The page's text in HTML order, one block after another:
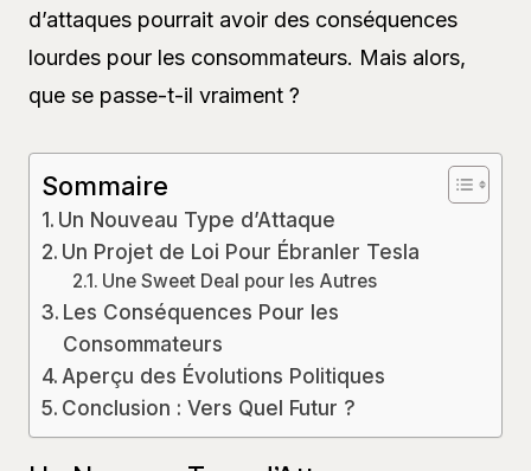
d’attaques pourrait avoir des conséquences
lourdes pour les consommateurs. Mais alors,
que se passe-t-il vraiment ?
Sommaire
Un Nouveau Type d’Attaque
Un Projet de Loi Pour Ébranler Tesla
Une Sweet Deal pour les Autres
Les Conséquences Pour les
Consommateurs
Aperçu des Évolutions Politiques
Conclusion : Vers Quel Futur ?